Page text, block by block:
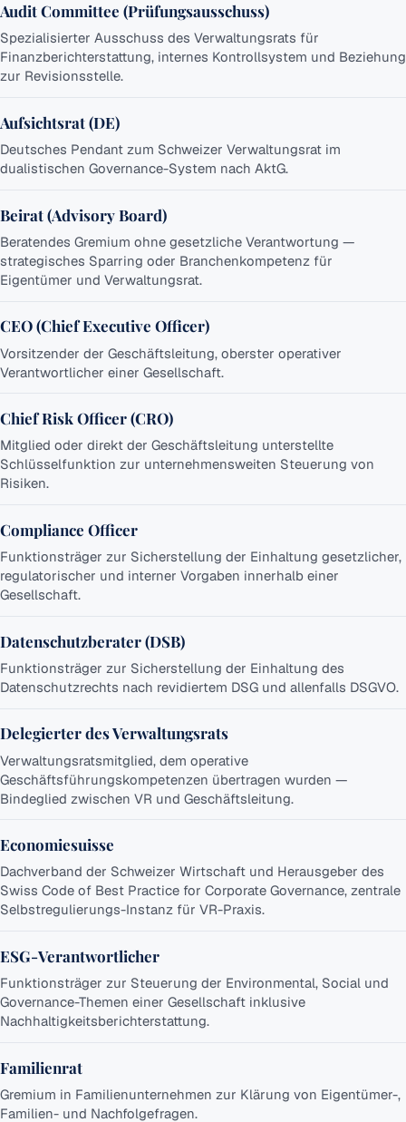
Audit Committee (Prüfungsausschuss)
Spezialisierter Ausschuss des Verwaltungsrats für
Finanzberichterstattung, internes Kontrollsystem und Beziehung
zur Revisionsstelle.
Aufsichtsrat (DE)
Deutsches Pendant zum Schweizer Verwaltungsrat im
dualistischen Governance-System nach AktG.
Beirat (Advisory Board)
Beratendes Gremium ohne gesetzliche Verantwortung —
strategisches Sparring oder Branchenkompetenz für
Eigentümer und Verwaltungsrat.
CEO (Chief Executive Officer)
Vorsitzender der Geschäftsleitung, oberster operativer
Verantwortlicher einer Gesellschaft.
Chief Risk Officer (CRO)
Mitglied oder direkt der Geschäftsleitung unterstellte
Schlüsselfunktion zur unternehmensweiten Steuerung von
Risiken.
Compliance Officer
Funktionsträger zur Sicherstellung der Einhaltung gesetzlicher,
regulatorischer und interner Vorgaben innerhalb einer
Gesellschaft.
Datenschutzberater (DSB)
Funktionsträger zur Sicherstellung der Einhaltung des
Datenschutzrechts nach revidiertem DSG und allenfalls DSGVO.
Delegierter des Verwaltungsrats
Verwaltungsratsmitglied, dem operative
Geschäftsführungskompetenzen übertragen wurden —
Bindeglied zwischen VR und Geschäftsleitung.
Economiesuisse
Dachverband der Schweizer Wirtschaft und Herausgeber des
Swiss Code of Best Practice for Corporate Governance, zentrale
Selbstregulierungs-Instanz für VR-Praxis.
ESG-Verantwortlicher
Funktionsträger zur Steuerung der Environmental, Social und
Governance-Themen einer Gesellschaft inklusive
Nachhaltigkeitsberichterstattung.
Familienrat
Gremium in Familienunternehmen zur Klärung von Eigentümer-,
Familien- und Nachfolgefragen.